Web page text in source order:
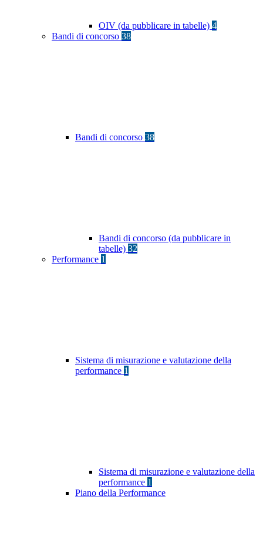
OIV (da pubblicare in tabelle) 4
Bandi di concorso 38
Bandi di concorso 38
Bandi di concorso (da pubblicare in
tabelle) 32
Performance 1
Sistema di misurazione e valutazione della
performance 1
Sistema di misurazione e valutazione della
performance 1
Piano della Performance